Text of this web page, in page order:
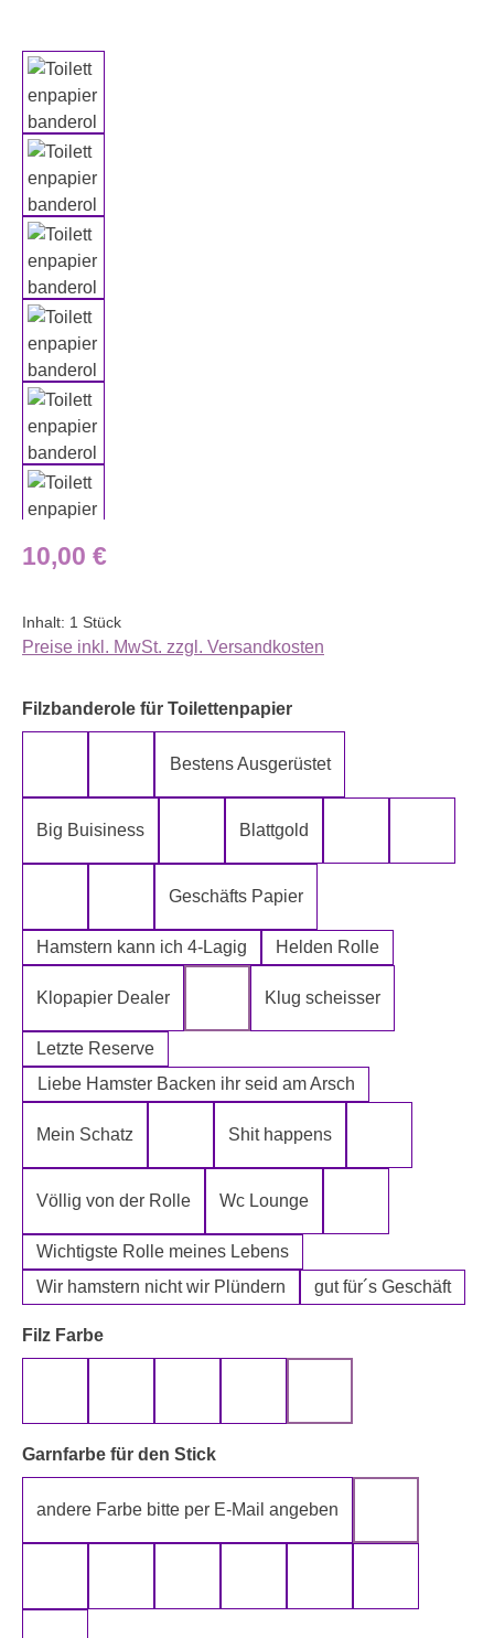
Regulärer Preis:
10,00 €
Inhalt: 1 Stück
Preise inkl. MwSt. zzgl. Versandkosten
Filzbanderole für Toilettenpapierauswählen
5-Lagig ich kann´s mir leisten
Alter spielt keine Rolle
Bestens Ausgerüstet
Big Buisiness
Bitte bleiben sie während der
Blattgold
Fugen Reiniger
Fürn Arsch
Geschäfts Papier
Hamstern kann ich 4-Lagig Helden Rolle
Klopapier Dealer
Klopapier Mafia
Klug scheisser
Letzte Reserve
Liebe Hamster Backen ihr seid am Arsch
Mein Schatz
Psssst Hamster Ware
Shit happens
Völlig von der Rolle Wc Lounge
Wichtigste Rolle meines Lebens
Wir hamstern nicht wir Plündern
gut für´s Geschäft
Filz Farbeauswählen
Garnfarbe für den Stickauswählen
andere Farbe bitte per E-Mail angeben